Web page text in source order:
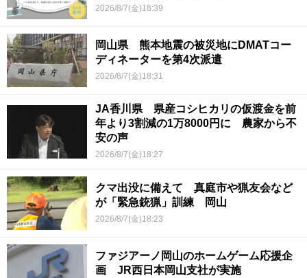
2026/8/7(金)18:39
岡山県 熊本地震の被災地にDMATコー
ディネーターを第4次派遣
2026/8/7(金)18:31
JA香川県 県産コシヒカリの仮渡金を前
年より3割減の1万8000円に 農家から不
安の声
2026/8/7(金)18:27
クマ出没に備えて 真庭市や猟友会など
が「緊急銃猟」訓練 岡山
2026/8/7(金)18:23
ファジアーノ岡山のホームゲーム応援企
画 JR西日本岡山支社が実施